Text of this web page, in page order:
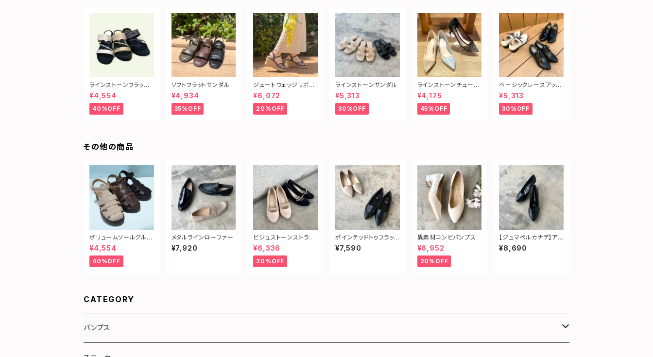
ラインストーンフラット
サンダル
¥4,554
40%OFF
ソフトフラットサンダル
¥4,934
35%OFF
ジュートウェッジリボン
サンダル
¥6,072
20%OFF
ラインストーンサンダル
¥5,313
30%OFF
ラインストーンチュール
ヒールパンプス
¥4,175
45%OFF
ベーシックレースアップ
シューズ
¥5,313
30%OFF
その他の商品
ボリュームソールグルカ
サンダル
¥4,554
40%OFF
メタルラインローファー
¥7,920
ビジュストーンストラッ
プパンプス
¥6,336
20%OFF
ポインテッドトゥフラット
パンプス
¥7,590
異素材コンビパンプス
¥6,952
20%OFF
【ジュマペルカナデ】ア
ーモンドトゥフォーマル
パンプス
¥8,690
CATEGORY
パンプス